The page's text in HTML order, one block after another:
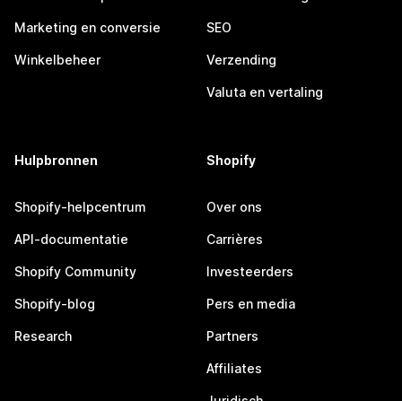
Marketing en conversie
Winkelbeheer
SEO
Verzending
Valuta en vertaling
Hulpbronnen
Shopify-helpcentrum
API-documentatie
Shopify Community
Shopify-blog
Research
Shopify
Over ons
Carrières
Investeerders
Pers en media
Partners
Affiliates